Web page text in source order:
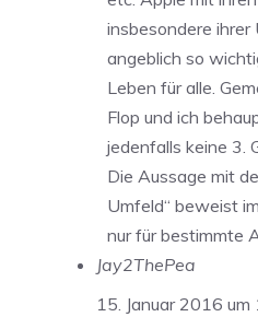
insbesondere ihrer
angeblich so
Leben für alle.
Flop und ich
jedenfalls keine 3.
Die Aussage mit
Umfeld“ beweist
nur für bestimmte
Jay2ThePea
15. Januar 2016